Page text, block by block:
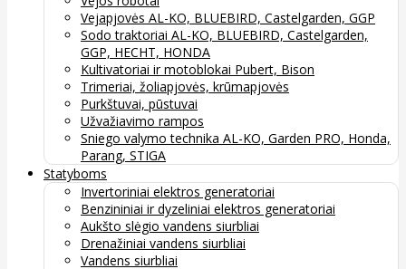
Vejapjovės AL-KO, BLUEBIRD, Castelgarden, GGP
Sodo traktoriai AL-KO, BLUEBIRD, Castelgarden,
GGP, HECHT, HONDA
Kultivatoriai ir motoblokai Pubert, Bison
Trimeriai, žoliapjovės, krūmapjovės
Purkštuvai, pūstuvai
Užvažiavimo rampos
Sniego valymo technika AL-KO, Garden PRO, Honda,
Parang, STIGA
Statyboms
Invertoriniai elektros generatoriai
Benzininiai ir dyzeliniai elektros generatoriai
Aukšto slėgio vandens siurbliai
Drenažiniai vandens siurbliai
Vandens siurbliai